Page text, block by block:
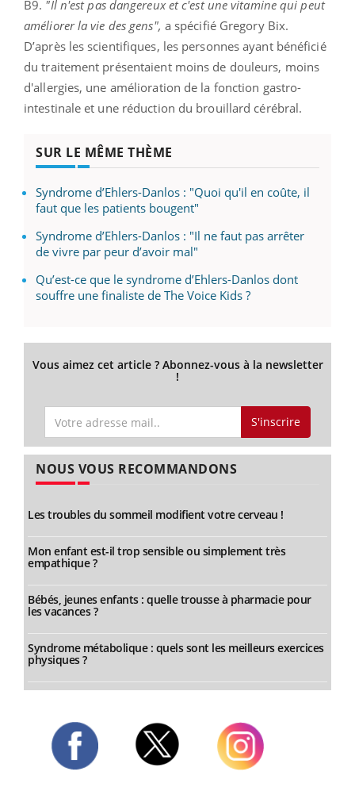
B9. "Il n'est pas dangereux et c'est une vitamine qui peut
améliorer la vie des gens", a spécifié Gregory Bix.
D’après les scientifiques, les personnes ayant bénéficié
du traitement présentaient moins de douleurs, moins
d'allergies, une amélioration de la fonction gastro-
intestinale et une réduction du brouillard cérébral.
SUR LE MÊME THÈME
Syndrome d’Ehlers-Danlos : "Quoi qu'il en coûte, il
faut que les patients bougent"
Syndrome d’Ehlers-Danlos : "Il ne faut pas arrêter
de vivre par peur d’avoir mal"
Qu’est-ce que le syndrome d’Ehlers-Danlos dont
souffre une finaliste de The Voice Kids ?
Vous aimez cet article ? Abonnez-vous à la newsletter
!
S'inscrire
NOUS VOUS RECOMMANDONS
Les troubles du sommeil modifient votre cerveau !
Mon enfant est-il trop sensible ou simplement très
empathique ?
Bébés, jeunes enfants : quelle trousse à pharmacie pour
les vacances ?
Syndrome métabolique : quels sont les meilleurs exercices
physiques ?